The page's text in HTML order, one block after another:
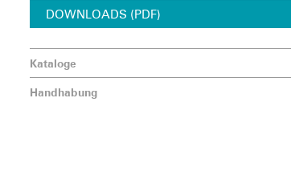
DOWNLOADS (PDF)
Kataloge
Handhabung